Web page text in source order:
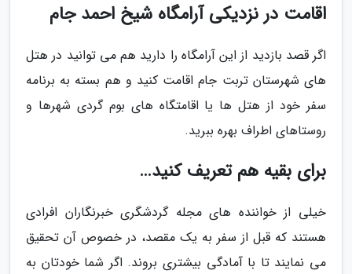
اقامت در نزدیکی آرامگاه شیخ احمد جام
اگر قصد بازدید از این آرامگاه را دارید هم می توانید در هتل
های شهرستان تربت جام اقامت کنید و هم بسته به برنامه
سفر خود از هتل ها یا اقامتگاه های بوم گردی شهرها و
روستاهای اطراف بهره ببرید.
برای بقیه هم تعریف کنید…
خیلی از خواننده های مجله گردشگری خبرنگاران افرادی
هستند که قبل از سفر به یک مقصد، در خصوص آن تحقیق
می نمایند تا با آمادگی بیشتری بروند. اگر شما خودتان به